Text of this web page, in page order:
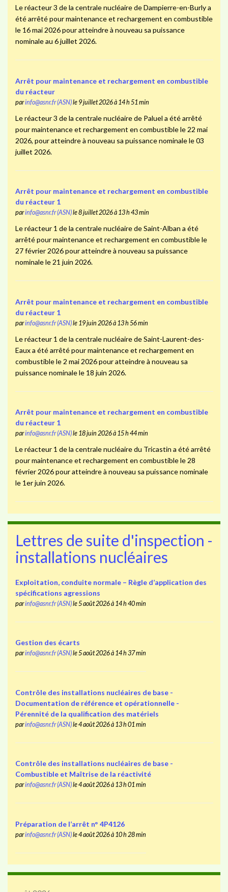
Le réacteur 3 de la centrale nucléaire de Dampierre-en-Burly a
été arrêté pour maintenance et rechargement en combustible
le 16 mai 2026 pour atteindre à nouveau sa puissance
nominale au 6 juillet 2026.
Arrêt pour maintenance et rechargement en combustible
du réacteur
parinfo@asnr.fr (ASN)le 9 juillet 2026 à 14 h 51 min
Le réacteur 3 de la centrale nucléaire de Paluel a été arrêté
pour maintenance et rechargement en combustible le 22 mai
2026, pour atteindre à nouveau sa puissance nominale le 03
juillet 2026.
Arrêt pour maintenance et rechargement en combustible
du réacteur 1
parinfo@asnr.fr (ASN)le 8 juillet 2026 à 13 h 43 min
Le réacteur 1 de la centrale nucléaire de Saint-Alban a été
arrêté pour maintenance et rechargement en combustible le
27 février 2026 pour atteindre à nouveau sa puissance
nominale le 21 juin 2026.
Arrêt pour maintenance et rechargement en combustible
du réacteur 1
parinfo@asnr.fr (ASN)le 19 juin 2026 à 13 h 56 min
Le réacteur 1 de la centrale nucléaire de Saint-Laurent-des-
Eaux a été arrêté pour maintenance et rechargement en
combustible le 2 mai 2026 pour atteindre à nouveau sa
puissance nominale le 18 juin 2026.
Arrêt pour maintenance et rechargement en combustible
du réacteur 1
parinfo@asnr.fr (ASN)le 18 juin 2026 à 15 h 44 min
Le réacteur 1 de la centrale nucléaire du Tricastin a été arrêté
pour maintenance et rechargement en combustible le 28
février 2026 pour atteindre à nouveau sa puissance nominale
le 1er juin 2026.
Lettres de suite d'inspection -
installations nucléaires
Exploitation, conduite normale – Règle d’application des
spécifications agressions
parinfo@asnr.fr (ASN)le 5 août 2026 à 14 h 40 min
Gestion des écarts
parinfo@asnr.fr (ASN)le 5 août 2026 à 14 h 37 min
Contrôle des installations nucléaires de base -
Documentation de référence et opérationnelle -
Pérennité de la qualification des matériels
parinfo@asnr.fr (ASN)le 4 août 2026 à 13 h 01 min
Contrôle des installations nucléaires de base -
Combustible et Maîtrise de la réactivité
parinfo@asnr.fr (ASN)le 4 août 2026 à 13 h 01 min
Préparation de l’arrêt n° 4P4126
parinfo@asnr.fr (ASN)le 4 août 2026 à 10 h 28 min